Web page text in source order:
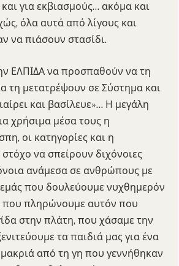
και για εκβιασμούς… ακόμα και
όλα αυτά από λίγους και
να πιάσουν στασίδι.
ΕΛΠΙΔΑ να προσπαθούν να τη
τη μετατρέψουν σε Σύστημα και
και βασίλευε»… Η μεγάλη
χρήσιμα μέσα τους η
οι κατηγορίες και η
να σπείρουν διχόνοιες
ανάμεσα σε ανθρώπους με
εμάς που δουλεύουμε νυχθημερόν
που πληρώνουμε αυτόν που
στην πλάτη, που χάσαμε την
τα παιδιά μας για ένα
από τη γη που γεννήθηκαν